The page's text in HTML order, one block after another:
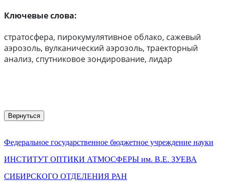
Ключевые слова:
стратосфера, пирокумулятивное облако, сажевый
аэрозоль, вулканический аэрозоль, траекторный
анализ, спутниковое зондирование, лидар
Вернуться
Федеральное государственное бюджетное учреждение науки
ИНСТИТУТ ОПТИКИ АТМОСФЕРЫ им. В.Е. ЗУЕВА
СИБИРСКОГО ОТДЕЛЕНИЯ РАН